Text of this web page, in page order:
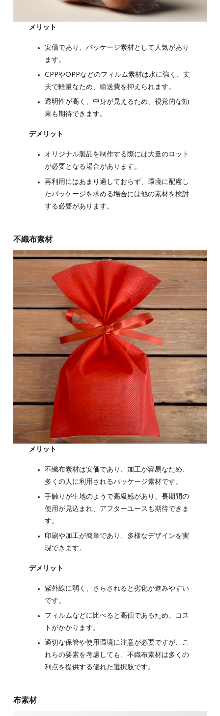
メリット
安価であり、パッケージ素材として人気があり
ます。
CPPやOPPなどのフィルム素材は水に強く、丈
夫で軽量なため、輸送費を抑えられます。
透明性が高く、中身が見えるため、視覚的な効
果も期待できます。
デメリット
オリジナル製品を制作する際には大量のロット
が必要となる場合があります。
再利用にはあまり適しておらず、環境に配慮し
たパッケージを求める場合には他の素材を検討
する必要があります。
不織布素材
メリット
不織布素材は安価であり、加工が容易なため、
多くの人に利用されるパッケージ素材です。
手触りが生地のようで高級感があり、長期間の
使用が見込まれ、アフターユースも期待できま
す。
印刷や加工が簡単であり、多様なデザインを実
現できます。
デメリット
紫外線に弱く、さらされると劣化が進みやすい
です。
フィルムなどに比べると高価であるため、コス
トがかかります。
適切な保管や使用環境に注意が必要ですが、こ
れらの要素を考慮しても、不織布素材は多くの
利点を提供する優れた選択肢です。
布素材